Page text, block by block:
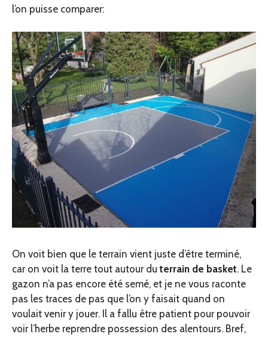
l’on puisse comparer:
On voit bien que le terrain vient juste d’être terminé,
car on voit la terre tout autour du terrain de basket. Le
gazon n’a pas encore été semé, et je ne vous raconte
pas les traces de pas que l’on y faisait quand on
voulait venir y jouer. Il a fallu être patient pour pouvoir
voir l’herbe reprendre possession des alentours. Bref,